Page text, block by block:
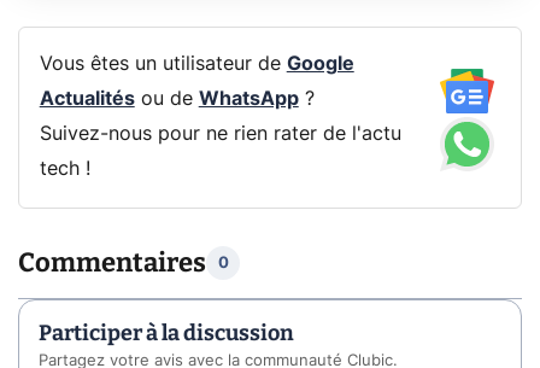
Vous êtes un utilisateur de Google
Actualitésou de WhatsApp?
Suivez-nous pour ne rien rater de l'actu
tech !
Commentaires 0
Participer à la discussion
Partagez votre avis avec la communauté Clubic.